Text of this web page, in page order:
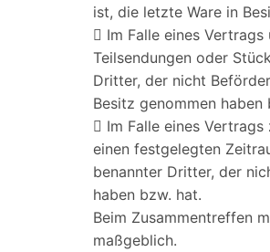
ist, die letzte Ware in
 Im Falle eines
Teilsendungen oder
Dritter, der nicht
Besitz genommen haben
 Im Falle eines
einen festgelegten
benannter Dritter, der
haben bzw. hat.
Beim Zusammentreffen
maßgeblich.